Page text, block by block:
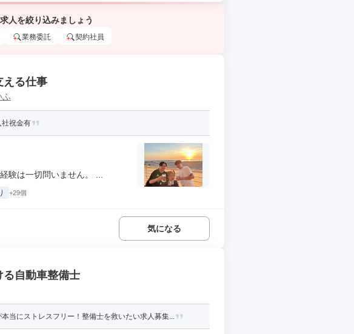
人を絞り込みましょう
業務委託 契約社員
える仕事
ふ
社祝金有
験は一切問いません。 ...
+29個
気になる
る自動車整備士
当にストレスフリー！整備士を救いたい求人募集...